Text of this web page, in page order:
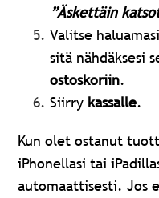
”Äskettäin
Valitse
sitä nähdäksesi
ostoskoriin.
Siirry kassalle.
Kun olet ostanut
iPhonellasi tai
automaattisesti. Jos